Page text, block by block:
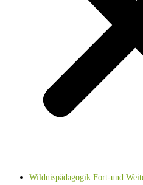
Wildnispädagogik Fort-und